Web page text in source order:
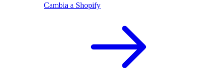
Cambia a Shopify